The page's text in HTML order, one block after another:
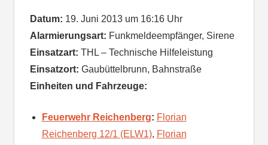
Datum: 19. Juni 2013 um 16:16 Uhr
Alarmierungsart: Funkmeldeempfänger, Sirene
Einsatzart: THL – Technische Hilfeleistung
Einsatzort: Gaubüttelbrunn, Bahnstraße
Einheiten und Fahrzeuge:
Feuerwehr Reichenberg: Florian
Reichenberg 12/1 (ELW1), Florian